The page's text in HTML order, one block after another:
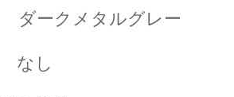
ダークメタルグレー
なし